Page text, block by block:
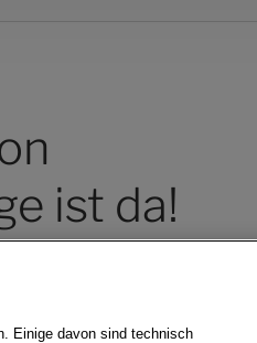
ist da!
Einige davon sind technisch